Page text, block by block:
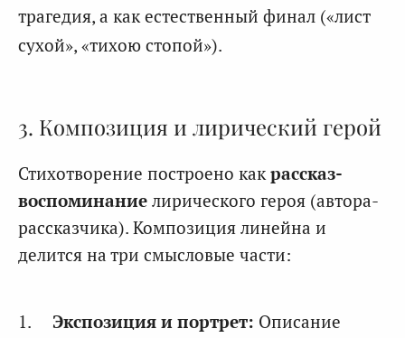
трагедия, а как естественный финал («лист
сухой», «тихою стопой»).
3. Композиция и лирический герой
Стихотворение построено как рассказ-
воспоминание лирического героя (автора-
рассказчика). Композиция линейна и
делится на три смысловые части:
Экспозиция и портрет: Описание